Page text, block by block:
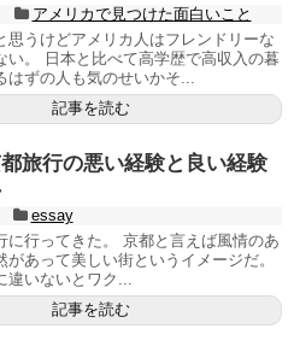
アメリカで見つけた面白いこと
思うけどアメリカ人はフレンドリーな
い。 日本と比べて高学歴で高収入の暮
はずの人も気のせいかそ...
記事を読む
旅行の悪い経験と良い経験
essay
に行ってきた。 京都と言えば風情のあ
があって美しい街というイメージだ。
違いないとワク...
記事を読む